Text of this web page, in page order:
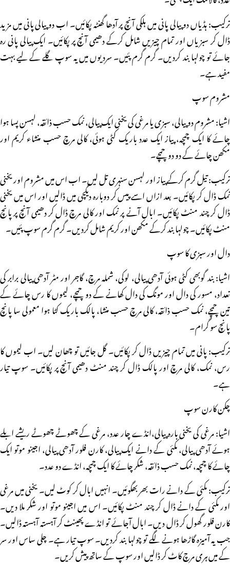
ترکیب: ہڈیاں دو پیالی پانی میں ہلکی آنچ پر آدھا گھنٹہ پکائیں۔ اب دو پیالی پانی میں مزید
ڈال کر سبزیاں اور تمام چیزیں شامل کرکے دھیمی آنچ پر پکائیں۔ ایک پیالی پانی رہ
جائے تو چولہا بند کردیں۔ گرم گرم پئیں۔ سردیوں میں یہ سوپ گلے کے لیے بہت
مفید ہے۔
مشروم سوپ
اشیا: مشروم دو پیالی، سبزی یا مرغی کی یخنی ایک پیالی، نمک حسب ذائقہ، لہسن پسا ہوا
چائے کا ایک چمچہ، پیاز ایک عدد باریک کٹی ہوئی، کالی مرچ حسب منشاء کریم اور
مکھن چائے کے دو دو چمچے۔
ترکیب: تیل گرم کرکے پیاز اور لہسن سنہری تل لیں۔ اب اس میں مشروم اور یخنی
نمک ڈال کر پکائیں۔ بعد ازاں اسے پیس کر دوبارہ دیگچی میں ڈالیں اور اس میں یخنی
ڈال کر چند منٹ پکائیں۔ ابال آنے پر نمک اور کالی مرچ ڈال کر دھیمی آنچ پر پانچ
منٹ پکائیں۔ چولہا بند کرکے مکھن اور کریم شامل کردیں۔ گرم گرم سوپ پئیں۔
دال اور سبزی کا سوپ
اشیا: بند گوبھی کٹی ہوئی آدھی پیالی، لوکی، شملہ مرچ، گاجر اور مٹر آدھی پیالی برابر کی
تعداد، مسور کی دال اور مونگ کی دال کھانے کے دو چمچے، لیموں کا رس چائے کے
تین چمچے، نمک حسب ذائقہ، کالی مرچ حسب منشا، پالک باریک کٹا ہوا معمولی سا پانچ
پانچ سو گرام۔
ترکیب: پانی میں تمام چیزیں ڈال کر پکائیں۔ گل جائیں تو چھان لیں۔ اب لیموں کا
رس، نمک، کالی مرچ اور پالک ڈال کر چند منٹ دھیمی آنچ پر پکائیں۔ سوپ تیار
ہے۔
چکن کارن سوپ
اشیا: مرغی کی یخنی بارہ پیالی،انڈے چار عدد، مرغی کے چھوٹے چھوٹے ریشے ابلے
ہوئے آدھی پیالی، مکئی کے دانے ایک پیالی، کارن فلور آدھی پیالی، اجینو موتو ایک
چائے کا چمچہ، نمک حسب ذائقہ، شکر چائے کا ایک چمچہ، انڈے دو عدد۔
ترکیب: مکئی کے دانے رات بھر بھگوئیں۔ انہیں ابال کر کوٹ لیں۔ یخنی میں مرغی
اور مکئی کے دانے ڈال کر چند منٹ پکائیں۔ اس میں اجینو موتو اور شکر ملا دیں۔
کارن فلور گھول کر ڈال دیں۔ ابال آجائے تو انڈے پھینٹ کر آہستہ آہستہ ڈالیں۔
جب یہ آمیزہ گاڑھا ہونے لگے تو چولہا بند کردیں۔ سوپ تیار ہے۔ چلی ساس اور سر
کے میں ہری مرچ کاٹ کر ڈالیں اور سوپ کے ساتھ پیش کریں۔